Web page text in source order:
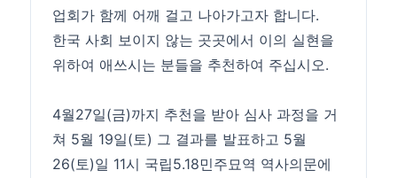
업회가 함께 어깨 걸고 나아가고자 합니다.
한국 사회 보이지 않는 곳곳에서 이의 실현을
위하여 애쓰시는 분들을 추천하여 주십시오.
4월27일(금)까지 추천을 받아 심사 과정을 거
쳐 5월 19일(토) 그 결과를 발표하고 5월
26(토)일 11시 국립5.18민주묘역 역사의문에